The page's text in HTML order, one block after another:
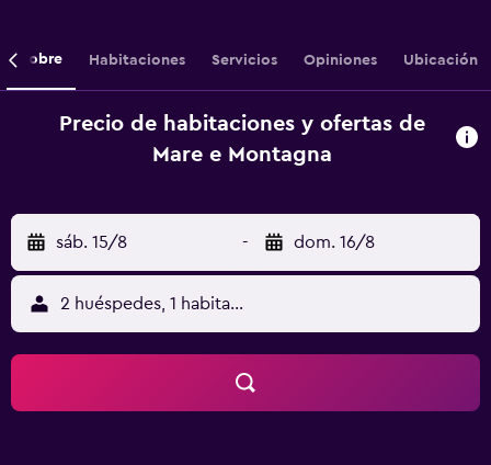
Sobre Habitaciones Servicios Opiniones Ubicación
Precio de habitaciones y ofertas de
Mare e Montagna
sáb. 15/8 - dom. 16/8
2 huéspedes, 1 habitación